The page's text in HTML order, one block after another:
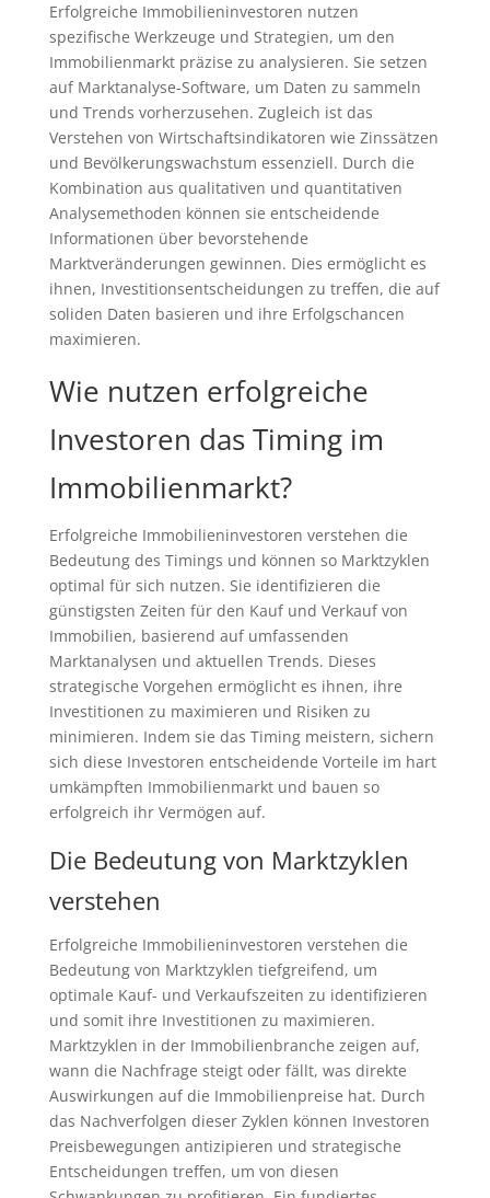
Erfolgreiche Immobilieninvestoren nutzen
spezifische Werkzeuge und Strategien, um den
Immobilienmarkt präzise zu analysieren. Sie setzen
auf Marktanalyse-Software, um Daten zu sammeln
und Trends vorherzusehen. Zugleich ist das
Verstehen von Wirtschaftsindikatoren wie Zinssätzen
und Bevölkerungswachstum essenziell. Durch die
Kombination aus qualitativen und quantitativen
Analysemethoden können sie entscheidende
Informationen über bevorstehende
Marktveränderungen gewinnen. Dies ermöglicht es
ihnen, Investitionsentscheidungen zu treffen, die auf
soliden Daten basieren und ihre Erfolgschancen
maximieren.
Wie nutzen erfolgreiche
Investoren das Timing im
Immobilienmarkt?
Erfolgreiche Immobilieninvestoren verstehen die
Bedeutung des Timings und können so Marktzyklen
optimal für sich nutzen. Sie identifizieren die
günstigsten Zeiten für den Kauf und Verkauf von
Immobilien, basierend auf umfassenden
Marktanalysen und aktuellen Trends. Dieses
strategische Vorgehen ermöglicht es ihnen, ihre
Investitionen zu maximieren und Risiken zu
minimieren. Indem sie das Timing meistern, sichern
sich diese Investoren entscheidende Vorteile im hart
umkämpften Immobilienmarkt und bauen so
erfolgreich ihr Vermögen auf.
Die Bedeutung von Marktzyklen
verstehen
Erfolgreiche Immobilieninvestoren verstehen die
Bedeutung von Marktzyklen tiefgreifend, um
optimale Kauf- und Verkaufszeiten zu identifizieren
und somit ihre Investitionen zu maximieren.
Marktzyklen in der Immobilienbranche zeigen auf,
wann die Nachfrage steigt oder fällt, was direkte
Auswirkungen auf die Immobilienpreise hat. Durch
das Nachverfolgen dieser Zyklen können Investoren
Preisbewegungen antizipieren und strategische
Entscheidungen treffen, um von diesen